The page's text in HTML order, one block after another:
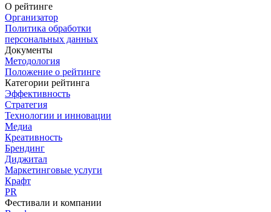
О рейтинге
Организатор
Политика обработки
персональных данных
Документы
Методология
Положение о рейтинге
Категории рейтинга
Эффективность
Стратегия
Технологии и инновации
Медиа
Креативность
Брендинг
Диджитал
Маркетинговые услуги
Крафт
PR
Фестивали и компании